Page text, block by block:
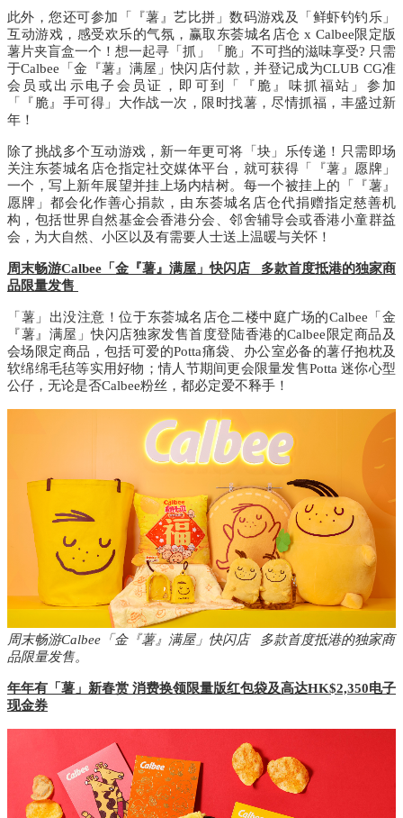
此外，您还可参加「『薯』艺比拼」数码游戏及「鲜虾钓钓乐」
互动游戏，感受欢乐的气氛，赢取 东荟城名店仓 x Calbee限定版
薯片夹盲盒一个 ！想一起寻「抓」「脆」不可挡的滋味享受? 只需
于Calbee 「金『薯』满屋」快闪店付款，并登记成为CLUB CG准
会员或出示电子会员证，即可到
「『脆』味抓福站」 参加
「『脆』手可得」大作战一次，限时找薯，尽情抓福，丰盛过新
年！
除了挑战多个互动游戏，新一年更可将「块」乐传递！只需即场
关注东荟城名店仓指定社交媒体平台，就可获得「『薯』愿牌」
一个，写上新年展望并挂上场内桔树。每一个被挂上的「『薯』
愿牌」都会化作善心捐款，由东荟城名店仓代捐赠指定慈善机
构，包括世界自然基金会香港分会、邻舍辅导会或香港小童群益
会，为大自然、小区以及有需要人士送上温暖与关怀！
周末畅游Calbee 「金『薯』满屋」快闪店
多款首度抵港的独家商
品限量发售
「薯」出没注意！位于东荟城名店仓二楼中庭广场的Calbee 「金
『薯』满屋」快闪店独家发售首度登陆香港的Calbee 限定商品及
会场限定商品，包括可爱的Potta痛袋、办公室必备的薯仔抱枕及
软绵绵毛毡等实用好物；情人节期间更会限量发售Potta迷你心型
公仔，无论是否Calbee粉丝，都必定爱不释手！
周末畅游Calbee「金『薯』满屋」快闪店 多款首度抵港的独家商
品限量发售。
年年有「薯 」 新春赏 消费换领限量版红包袋及高达HK$2,350电子
现金券